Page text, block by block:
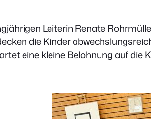
Leiterin Renate
die Kinder
eine kleine Belohnung auf die